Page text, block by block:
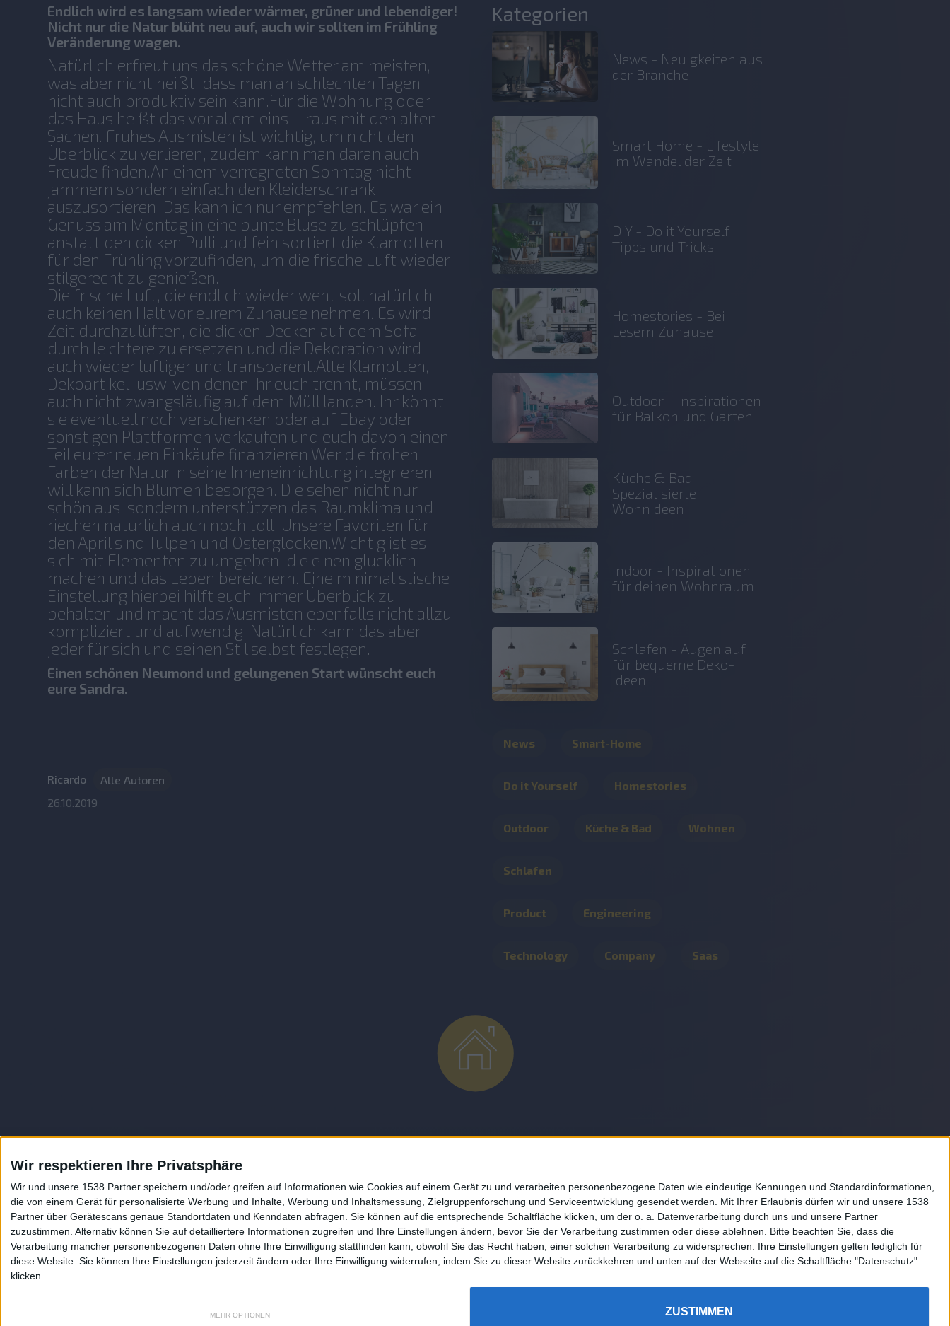
Wir respektieren Ihre Privatsphäre
Wir und unsere 1538 Partner speichern und/oder greifen auf Informationen wie Cookies auf einem Gerät zu und verarbeiten personenbezogene Daten wie eindeutige Kennungen und Standardinformationen,
die von einem Gerät für personalisierte Werbung und Inhalte, Werbung und Inhaltsmessung, Zielgruppenforschung und Serviceentwicklung gesendet werden.
Mit Ihrer Erlaubnis dürfen wir und unsere 1538
Partner über Gerätescans genaue Standortdaten und Kenndaten abfragen. Sie können auf die entsprechende Schaltfläche klicken, um der o. a. Datenverarbeitung durch uns und unsere Partner
zuzustimmen. Alternativ können Sie auf detailliertere Informationen zugreifen und Ihre Einstellungen ändern, bevor Sie der Verarbeitung zustimmen oder diese ablehnen.
Bitte beachten Sie, dass die
Verarbeitung mancher personenbezogenen Daten ohne Ihre Einwilligung stattfinden kann, obwohl Sie das Recht haben, einer solchen Verarbeitung zu widersprechen. Ihre Einstellungen gelten lediglich für
diese Website. Sie können Ihre Einstellungen jederzeit ändern oder Ihre Einwilligung widerrufen, indem Sie zu dieser Website zurückkehren und unten auf der Webseite auf die Schaltfläche "Datenschutz"
klicken.
MEHR OPTIONEN ZUSTIMMEN
Endlich wird es langsam wieder wärmer, grüner und lebendiger!
Nicht nur die Natur blüht neu auf, auch wir sollten im Frühling
Veränderung wagen.
Natürlich erfreut uns das schöne Wetter am meisten,
was aber nicht heißt, dass man an schlechten Tagen
nicht auch produktiv sein kann.Für die Wohnung oder
das Haus heißt das vor allem eins – raus mit den alten
Sachen. Frühes Ausmisten ist wichtig, um nicht den
Überblick zu verlieren, zudem kann man daran auch
Freude finden.An einem verregneten Sonntag nicht
jammern sondern einfach den Kleiderschrank
auszusortieren. Das kann ich nur empfehlen. Es war ein
Genuss am Montag in eine bunte Bluse zu schlüpfen
anstatt den dicken Pulli und fein sortiert die Klamotten
für den Frühling vorzufinden, um die frische Luft wieder
stilgerecht zu genießen.
Die frische Luft, die endlich wieder weht soll natürlich
auch keinen Halt vor eurem Zuhause nehmen. Es wird
Zeit durchzulüften, die dicken Decken auf dem Sofa
durch leichtere zu ersetzen und die Dekoration wird
auch wieder luftiger und transparent.Alte Klamotten,
Dekoartikel, usw. von denen ihr euch trennt, müssen
auch nicht zwangsläufig auf dem Müll landen. Ihr könnt
sie eventuell noch verschenken oder auf Ebay oder
sonstigen Plattformen verkaufen und euch davon einen
Teil eurer neuen Einkäufe finanzieren.Wer die frohen
Farben der Natur in seine Inneneinrichtung integrieren
will kann sich Blumen besorgen. Die sehen nicht nur
schön aus, sondern unterstützen das Raumklima und
riechen natürlich auch noch toll. Unsere Favoriten für
den April sind Tulpen und Osterglocken.Wichtig ist es,
sich mit Elementen zu umgeben, die einen glücklich
machen und das Leben bereichern. Eine minimalistische
Einstellung hierbei hilft euch immer Überblick zu
behalten und macht das Ausmisten ebenfalls nicht allzu
kompliziert und aufwendig. Natürlich kann das aber
jeder für sich und seinen Stil selbst festlegen.
Einen schönen Neumond und gelungenen Start wünscht euch
eure Sandra.
Ricardo
Alle Autoren
26.10.2019
Kategorien
News - Neuigkeiten aus
der Branche
Smart Home - Lifestyle
im Wandel der Zeit
DIY - Do it Yourself
Tipps und Tricks
Homestories - Bei
Lesern Zuhause
Outdoor - Inspirationen
für Balkon und Garten
Küche & Bad -
Spezialisierte
Wohnideen
Indoor - Inspirationen
für deinen Wohnraum
Schlafen - Augen auf
für bequeme Deko-
Ideen
News Smart-Home
Do it Yourself Homestories
Outdoor Küche & Bad Wohnen
Schlafen
Product Engineering
Technology Company Saas
Auf DESMONDO findet Ihr Inspirationen für
individuelles, gemütliches und intelligentes
Wohnen, die aktuellsten Einrichtungstrends
und Informatives zu neuesten Smart Home
About
DESMONDO Suche
Kooperationen
Rechtliches
Impressum
Datenschutz
Sitemap